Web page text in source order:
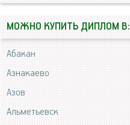
МОЖНО КУПИТЬ ДИПЛОМ В:
Абакан
Азнакаево
Азов
Альметьевск